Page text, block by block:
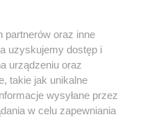
w jakikolwiek sposób
na jakimkolwiek polu
z umieszczaniem w
praw. Jakiekolwiek użycie
lub w części z naruszeniem
zabronione pod groźbą kary i
partnerów oraz inne
uzyskujemy dostęp i
urządzeniu oraz
takie jak unikalne
wysyłane przez
w celu zapewniania